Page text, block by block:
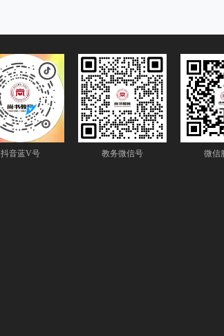
抖音蓝V号 教务微信号 微信